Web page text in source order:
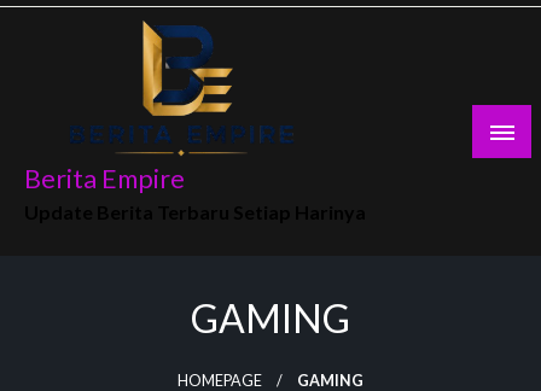
Skip
Berita Empire
GAMING
HOMEPAGE GAMING